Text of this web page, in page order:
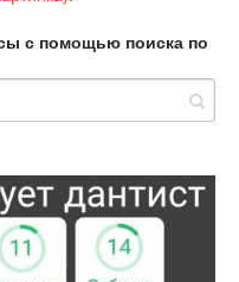
с помощью поиска по